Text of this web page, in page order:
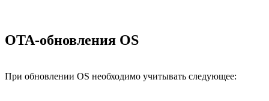
OTA-обновления OS
При обновлении OS необходимо учитывать следующее: